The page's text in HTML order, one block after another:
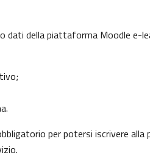
della piattaforma Moodle e-
per potersi iscrivere